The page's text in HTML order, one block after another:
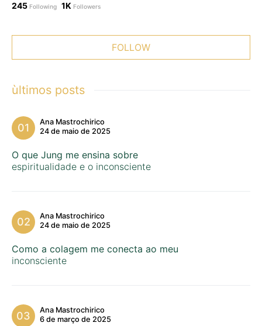
245 Following 1K Followers
FOLLOW
ùltimos posts
Ana Mastrochirico
24 de maio de 2025
O que Jung me ensina sobre
espiritualidade e o inconsciente
Ana Mastrochirico
24 de maio de 2025
Como a colagem me conecta ao meu
inconsciente
Ana Mastrochirico
6 de março de 2025